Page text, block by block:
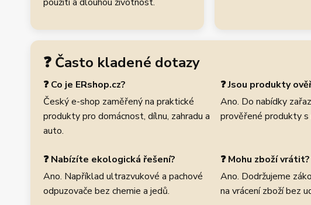
❓ Často kladené dotazy
❓ Co je ERshop.cz?
Český e-shop zaměřený na praktické
produkty pro domácnost, dílnu, zahradu a
auto.
❓ Jsou produkty
Ano. Do nabídky
prověřené produkty s
❓ Nabízíte ekologická řešení?
Ano. Například ultrazvukové a pachové
odpuzovače bez chemie a jedů.
❓ Mohu zboží vrátit?
Ano. Dodržujeme
na vrácení zboží bez